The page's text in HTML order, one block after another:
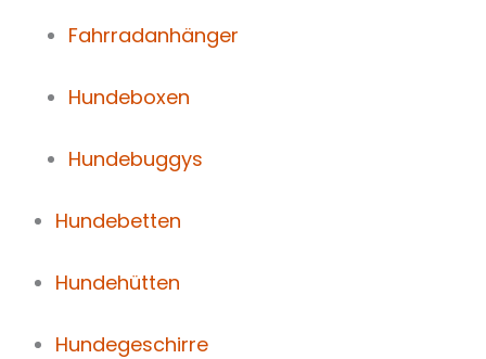
Fahrradanhänger
Hundeboxen
Hundebuggys
Hundebetten
Hundehütten
Hundegeschirre